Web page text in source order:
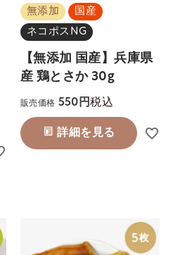
無添加
国産
ネコポスNG
【無添加 国産】兵庫県
産 鶏とさか 30g
販売価格 550 税込
詳細を見る